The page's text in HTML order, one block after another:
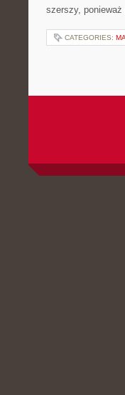
szerszy,
CATEGORIES: